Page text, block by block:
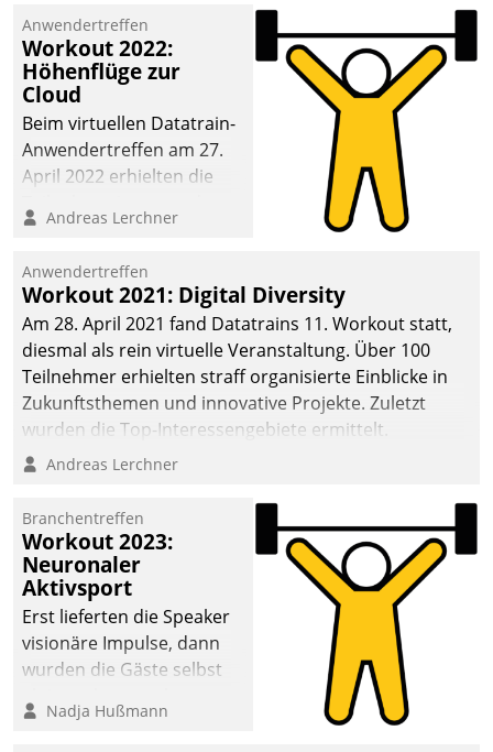
Mammutprojekte
meistern und Workloads
wuppen – bei zunehmend
anspruchsvollen
Aufgaben und
abnehmendem
Anwendertreffen
Workout 2022:
Höhenflüge zur
Cloud
Beim virtuellen Datatrain-
Anwendertreffen am 27.
April 2022 erhielten die
Teilnehmer kurzweilige
Cloud-Strategien und -
Lösungen mit hohem
Zukunftspotenzial.
Andreas Lerchner
Anwendertreffen
Workout 2021: Digital Diversity
Am 28. April 2021 fand Datatrains 11. Workout statt,
diesmal als rein virtuelle Veranstaltung. Über 100
Teilnehmer erhielten straff organisierte Einblicke in
Zukunftsthemen und innovative Projekte. Zuletzt
wurden die Top-Interessengebiete ermittelt.
Andreas Lerchner
Branchentreffen
Workout 2023:
Neuronaler
Aktivsport
Erst lieferten die Speaker
visionäre Impulse, dann
wurden die Gäste selbst
methodisch
Nadja Hußmann